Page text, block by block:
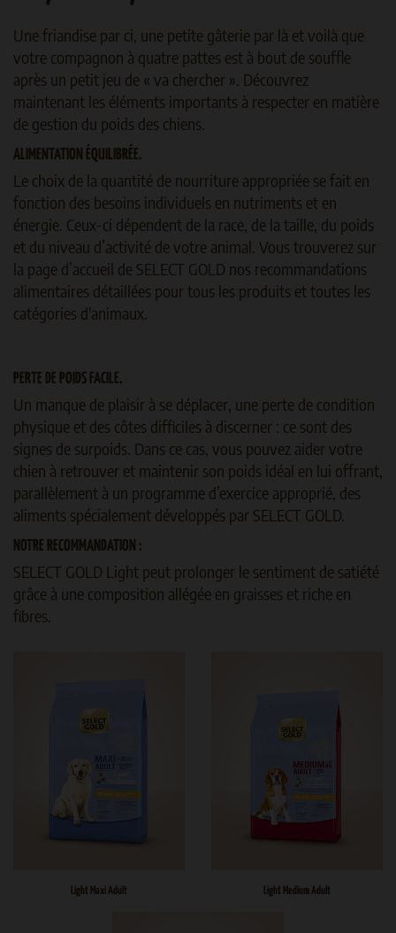
Une friandise par ci, une petite gâterie par là et voilà que
votre compagnon à quatre pattes est à bout de souffle
après un petit jeu de « va chercher ». Découvrez
maintenant les éléments importants à respecter en matière
de gestion du poids des chiens.
ALIMENTATION ÉQUILIBRÉE.
Le choix de la quantité de nourriture appropriée se fait en
fonction des besoins individuels en nutriments et en
énergie. Ceux-ci dépendent de la race, de la taille, du poids
et du niveau d’activité de votre animal. Vous trouverez sur
la page d’accueil de SELECT GOLD nos recommandations
alimentaires détaillées pour tous les produits et toutes les
catégories d'animaux.
PERTE DE POIDS FACILE.
Un manque de plaisir à se déplacer, une perte de condition
physique et des côtes difficiles à discerner : ce sont des
signes de surpoids. Dans ce cas, vous pouvez aider votre
chien à retrouver et maintenir son poids idéal en lui offrant,
parallèlement à un programme d’exercice approprié, des
aliments spécialement développés par SELECT GOLD.
NOTRE RECOMMANDATION :
SELECT GOLD Light peut prolonger le sentiment de satiété
grâce à une composition allégée en graisses et riche en
fibres.
Light Maxi Adult Light Medium Adult